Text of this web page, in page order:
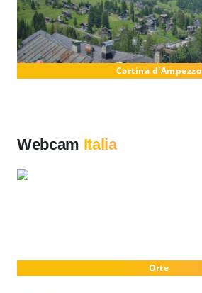
Cortina d'Ampezzo
Webcam Italia
Orte